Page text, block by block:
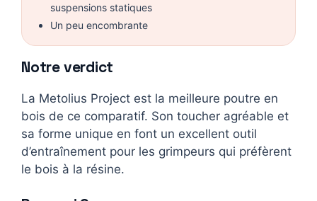
suspensions statiques
Un peu encombrante
Notre verdict
La Metolius Project est la meilleure poutre en
bois de ce comparatif. Son toucher agréable et
sa forme unique en font un excellent outil
d’entraînement pour les grimpeurs qui préfèrent
le bois à la résine.